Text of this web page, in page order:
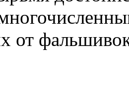
от